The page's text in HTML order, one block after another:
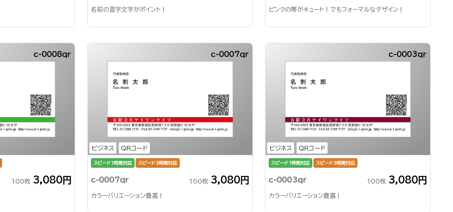
名前の習字文字がポイント！ ピンクの帯がキュート！でもフォーマルなデザイン！
c-0008qr
100枚 3,080円
ビジネス QRコード
c-0007qr
スピード1時間対応 スピード3時間対応
c-0007qr 100枚 3,080円
カラーバリエーション豊富！
ビジネス QRコード
c-0003qr
スピード1時間対応 スピード3時間対応
c-0003qr 100枚 3,080円
カラーバリエーション豊富！